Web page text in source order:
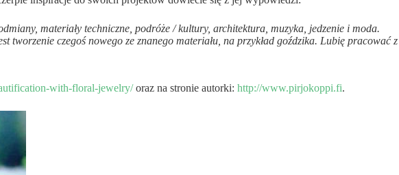
materiały techniczne, podróże / kultury, architektura, muzyka, jedzenie i moda.
czegoś nowego ze znanego materiału, na przykład goździka. Lubię pracować z
with-floral-jewelry/oraz na stronie autorki: http://www.pirjokoppi.fi.